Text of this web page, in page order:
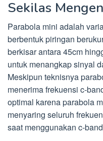
Sekilas
Parabola mini adalah
berbentuk piringan
berkisar antara 45cm
untuk menangkap sinyal
Meskipun teknisnya
menerima frekuensi c-
optimal karena parabola
menyaring seluruh
saat menggunakan c-